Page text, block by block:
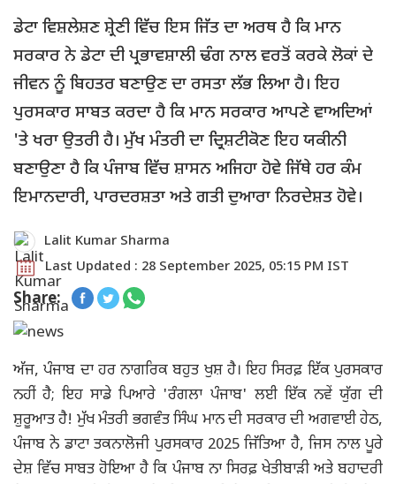
ਡੇਟਾ ਵਿਸ਼ਲੇਸ਼ਣ ਸ਼੍ਰੇਣੀ ਵਿੱਚ ਇਸ ਜਿੱਤ ਦਾ ਅਰਥ ਹੈ ਕਿ ਮਾਨ
ਸਰਕਾਰ ਨੇ ਡੇਟਾ ਦੀ ਪ੍ਰਭਾਵਸ਼ਾਲੀ ਢੰਗ ਨਾਲ ਵਰਤੋਂ ਕਰਕੇ ਲੋਕਾਂ ਦੇ
ਜੀਵਨ ਨੂੰ ਬਿਹਤਰ ਬਣਾਉਣ ਦਾ ਰਸਤਾ ਲੱਭ ਲਿਆ ਹੈ। ਇਹ
ਪੁਰਸਕਾਰ ਸਾਬਤ ਕਰਦਾ ਹੈ ਕਿ ਮਾਨ ਸਰਕਾਰ ਆਪਣੇ ਵਾਅਦਿਆਂ
'ਤੇ ਖਰਾ ਉਤਰੀ ਹੈ। ਮੁੱਖ ਮੰਤਰੀ ਦਾ ਦ੍ਰਿਸ਼ਟੀਕੋਣ ਇਹ ਯਕੀਨੀ
ਬਣਾਉਣਾ ਹੈ ਕਿ ਪੰਜਾਬ ਵਿੱਚ ਸ਼ਾਸਨ ਅਜਿਹਾ ਹੋਵੇ ਜਿੱਥੇ ਹਰ ਕੰਮ
ਇਮਾਨਦਾਰੀ, ਪਾਰਦਰਸ਼ਤਾ ਅਤੇ ਗਤੀ ਦੁਆਰਾ ਨਿਰਦੇਸ਼ਤ ਹੋਵੇ।
Lalit Kumar Sharma
Last Updated : 28 September 2025, 05:15 PM IST
Share:
ਅੱਜ, ਪੰਜਾਬ ਦਾ ਹਰ ਨਾਗਰਿਕ ਬਹੁਤ ਖੁਸ਼ ਹੈ। ਇਹ ਸਿਰਫ਼ ਇੱਕ ਪੁਰਸਕਾਰ
ਨਹੀਂ ਹੈ; ਇਹ ਸਾਡੇ ਪਿਆਰੇ 'ਰੰਗਲਾ ਪੰਜਾਬ' ਲਈ ਇੱਕ ਨਵੇਂ ਯੁੱਗ ਦੀ
ਸ਼ੁਰੂਆਤ ਹੈ! ਮੁੱਖ ਮੰਤਰੀ ਭਗਵੰਤ ਸਿੰਘ ਮਾਨ ਦੀ ਸਰਕਾਰ ਦੀ ਅਗਵਾਈ ਹੇਠ,
ਪੰਜਾਬ ਨੇ ਡਾਟਾ ਤਕਨਾਲੋਜੀ ਪੁਰਸਕਾਰ 2025 ਜਿੱਤਿਆ ਹੈ, ਜਿਸ ਨਾਲ ਪੂਰੇ
ਦੇਸ਼ ਵਿੱਚ ਸਾਬਤ ਹੋਇਆ ਹੈ ਕਿ ਪੰਜਾਬ ਨਾ ਸਿਰਫ਼ ਖੇਤੀਬਾੜੀ ਅਤੇ ਬਹਾਦਰੀ